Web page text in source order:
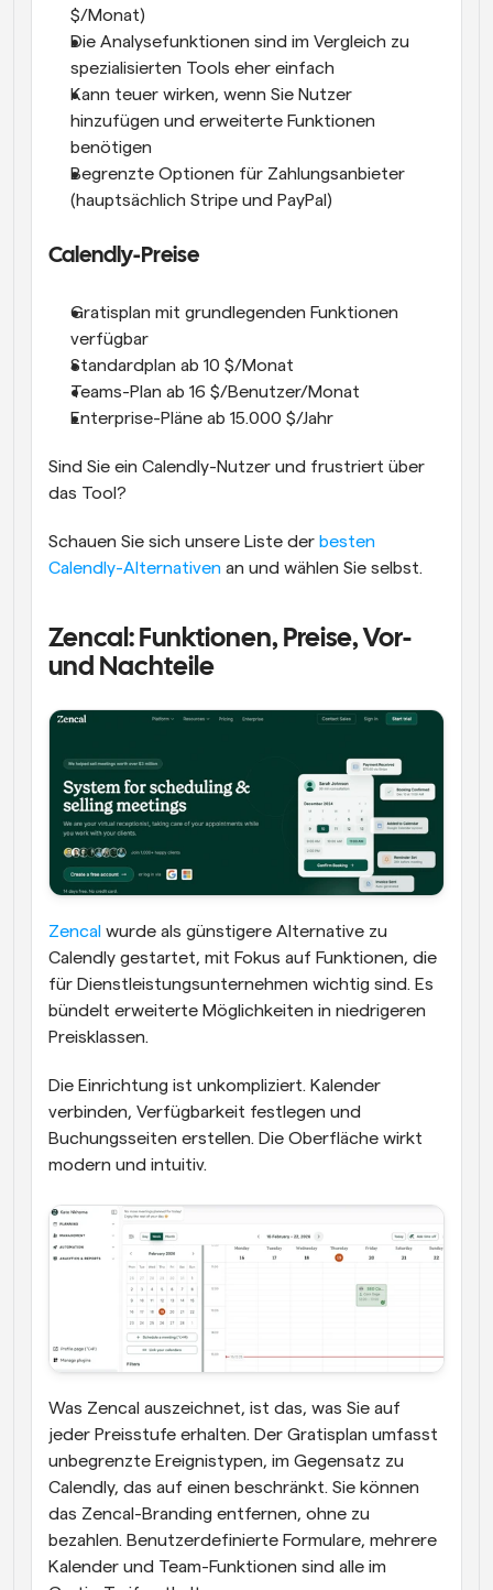
$/Monat)
Die Analysefunktionen sind im Vergleich zu
spezialisierten Tools eher einfach
Kann teuer wirken, wenn Sie Nutzer
hinzufügen und erweiterte Funktionen
benötigen
Begrenzte Optionen für Zahlungsanbieter
(hauptsächlich Stripe und PayPal)
Calendly-Preise
Gratisplan mit grundlegenden Funktionen
verfügbar
Standardplan ab 10 $/Monat
Teams-Plan ab 16 $/Benutzer/Monat
Enterprise-Pläne ab 15.000 $/Jahr
Sind Sie ein Calendly-Nutzer und frustriert über
das Tool?
Schauen Sie sich unsere Liste der besten
Calendly-Alternativen an und wählen Sie selbst.
Zencal: Funktionen, Preise, Vor-
und Nachteile
Zencal wurde als günstigere Alternative zu
Calendly gestartet, mit Fokus auf Funktionen, die
für Dienstleistungsunternehmen wichtig sind. Es
bündelt erweiterte Möglichkeiten in niedrigeren
Preisklassen.
Die Einrichtung ist unkompliziert. Kalender
verbinden, Verfügbarkeit festlegen und
Buchungsseiten erstellen. Die Oberfläche wirkt
modern und intuitiv.
Was Zencal auszeichnet, ist das, was Sie auf
jeder Preisstufe erhalten. Der Gratisplan umfasst
unbegrenzte Ereignistypen, im Gegensatz zu
Calendly, das auf einen beschränkt. Sie können
das Zencal-Branding entfernen, ohne zu
bezahlen. Benutzerdefinierte Formulare, mehrere
Kalender und Team-Funktionen sind alle im